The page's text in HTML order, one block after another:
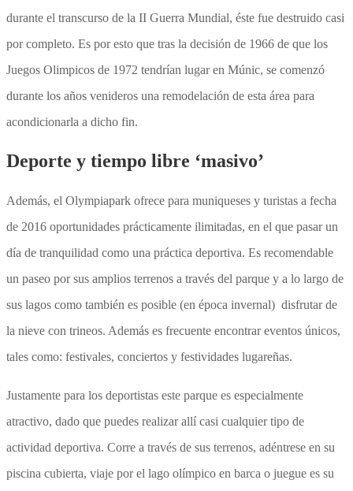
durante el transcurso de la II Guerra Mundial, éste fue destruido casi
por completo. Es por esto que tras la decisión de 1966 de que los
Juegos Olimpicos de 1972 tendrían lugar en Múnic, se comenzó
durante los años venideros una remodelación de esta área para
acondicionarla a dicho fin.
Deporte y tiempo libre ‘masivo’
Además, el Olympiapark ofrece para muniqueses y turistas a fecha
de 2016 oportunidades prácticamente ilimitadas, en el que pasar un
día de tranquilidad como una práctica deportiva. Es recomendable
un paseo por sus amplios terrenos a través del parque y a lo largo de
sus lagos como también es posible (en época invernal) disfrutar de
la nieve con trineos. Además es frecuente encontrar eventos únicos,
tales como: festivales, conciertos y festividades lugareñas.
Justamente para los deportistas este parque es especialmente
atractivo, dado que puedes realizar allí casi cualquier tipo de
actividad deportiva. Corre a través de sus terrenos, adéntrese en su
piscina cubierta, viaje por el lago olímpico en barca o juegue es su